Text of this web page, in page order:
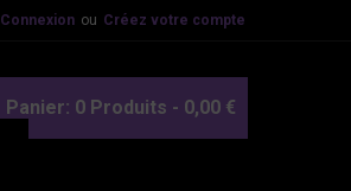
Connexion ou Créez votre compte
Panier: 0 Produits - 0,00 €